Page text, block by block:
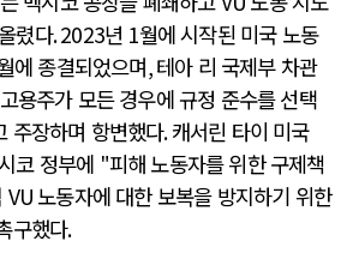
렸다. 2023년 1월에 시작된 미국 노동
에 종결되었으며,테아 리 국제부 차관
고용주가 모든 경우에 규정 준수를 선택
주장하며 항변했다.캐서린 타이 미국
코 정부에 "피해 노동자를 위한 구제책
VU 노동자에 대한 보복을 방지하기 위한
구했다.